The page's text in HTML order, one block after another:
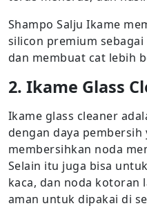
Shampo Salju Ikame
silicon premium
dan membuat cat lebih
2. Ikame Glass
Ikame glass cleaner
dengan daya
membersihkan noda
Selain itu juga bisa
kaca, dan noda kotoran
aman untuk dipakai di